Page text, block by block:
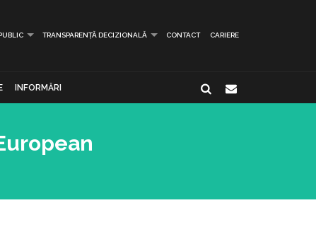
TRANSPARENȚĂ DECIZIONALĂ CONTACT CARIERE
INFORMĂRI